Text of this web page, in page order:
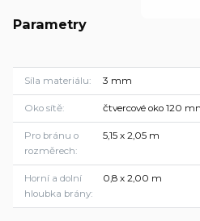
Parametry
Síla materiálu 3 mm
Oko sítě čtvercové oko 120
Pro bránu o
rozměrech
5,15 x 2,05 m
Horní a dolní
hloubka brány
0,8 x 2,00 m